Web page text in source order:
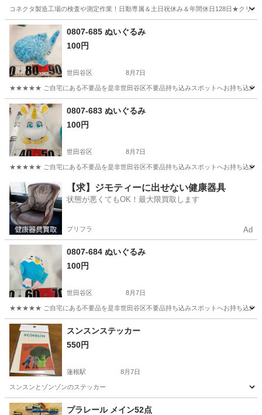
コネクタ製造工場の検査や測定作業！日勤専属＆土日祝休み＆年間休日128日★クリ
茨城 常陸大宮市 その他
0807-685 ぬいぐるみ
100円
世田谷区 8月7日
★★★★★ ご自宅にある不要品を是非世田谷区不要品持ち込みスポットへお持ち込みし
東京 世田谷区 スポット
0807-683 ぬいぐるみ
100円
世田谷区 8月7日
★★★★★ ご自宅にある不要品を是非世田谷区不要品持ち込みスポットへお持ち込みし
東京 世田谷区 おもちゃ スポット
【求】ジモティーに出せない健康器具
状態が悪くてもOK！最大限買取します
プリフラ Ad
0807-684 ぬいぐるみ
100円
世田谷区 8月7日
★★★★★ ご自宅にある不要品を是非世田谷区不要品持ち込みスポットへお持ち込みし
東京 世田谷区 スポット
スンスンステッカー
550円
蓮根駅 8月7日
スンスンとゾンゾンのステッカー
東京 板橋区 蓮根駅 おもちゃ ステッカー
プラレール メイン52点